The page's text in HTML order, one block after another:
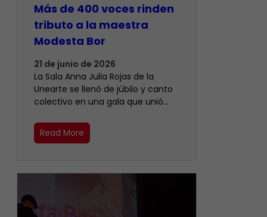
Más de 400 voces rinden
tributo a la maestra
Modesta Bor
21 de junio de 2026
​La Sala Anna Julia Rojas de la
Unearte se llenó de júbilo y canto
colectivo en una gala que unió…
Read More